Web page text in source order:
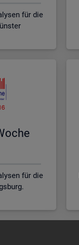
für die
für die